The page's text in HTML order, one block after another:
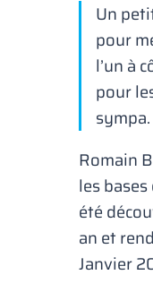
Un
pour
l’un à
pour
sympa.
Romain
les
été
an et
Janvier